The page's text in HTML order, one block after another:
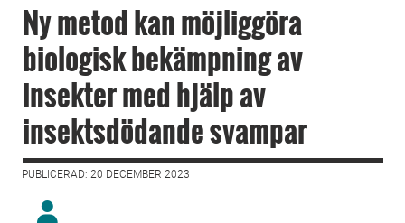
Ny metod kan möjliggöra
biologisk bekämpning av
insekter med hjälp av
insektsdödande svampar
PUBLICERAD: 20 DECEMBER 2023